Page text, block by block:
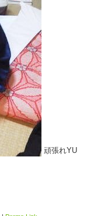
頑張れYU